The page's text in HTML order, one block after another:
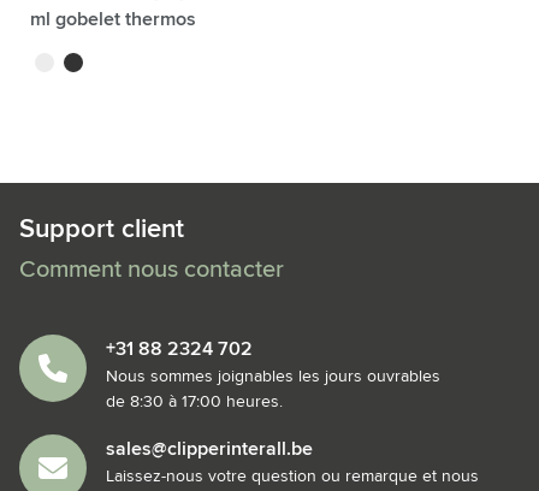
ml gobelet thermos
blancnoir mat
Support client
Comment nous contacter
+31 88 2324 702
Nous sommes joignables les jours ouvrables
de 8:30 à 17:00 heures.
sales@clipperinterall.be
Laissez-nous votre question ou remarque et nous